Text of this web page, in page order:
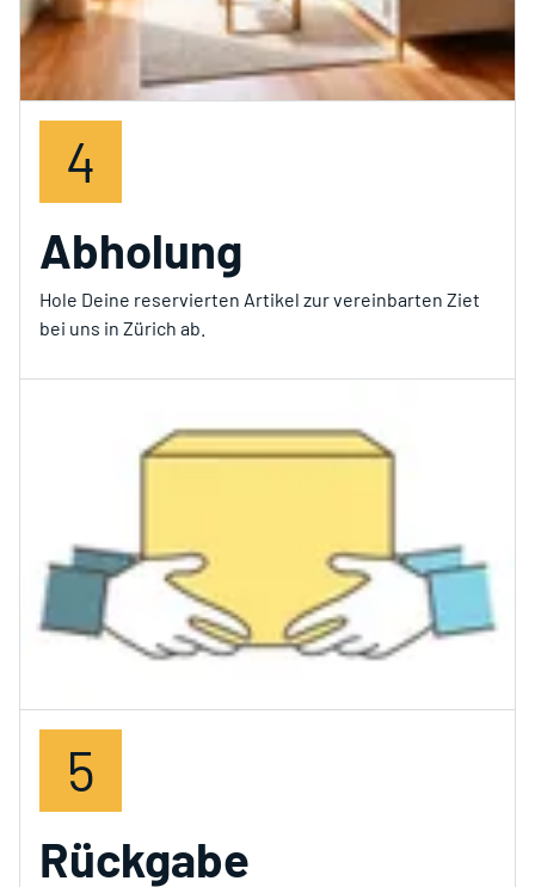
4
Abholung
Hole Deine reservierten Artikel zur vereinbarten Ziet
bei uns in Zürich ab.
5
Rückgabe